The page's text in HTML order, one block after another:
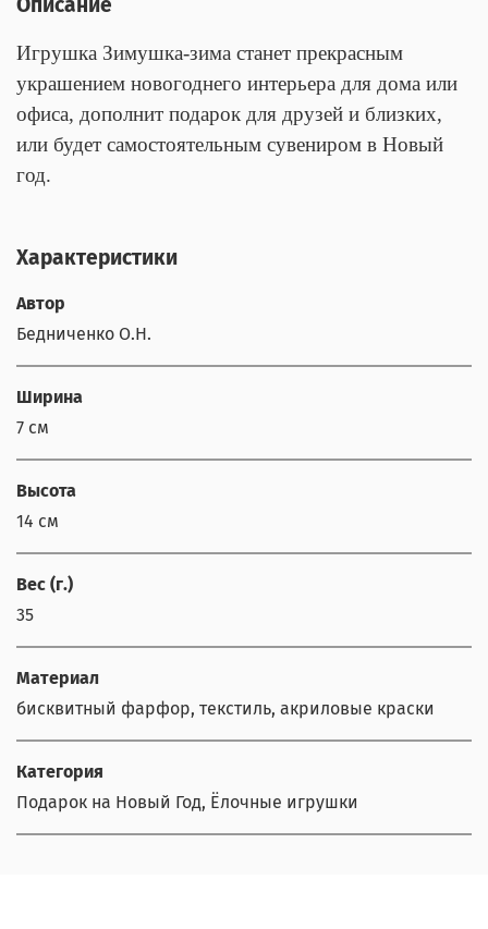
Игрушка Зимушка-зима станет прекрасным
украшением новогоднего интерьера для дома или
офиса, дополнит подарок для друзей и близких,
или будет самостоятельным сувениром в Новый
год.
Характеристики
Автор
Бедниченко О.Н.
Ширина
7 см
Высота
14 см
Вес (г.)
35
Материал
бисквитный фарфор, текстиль, акриловые краски
Категория
Подарок на Новый Год, Ёлочные игрушки